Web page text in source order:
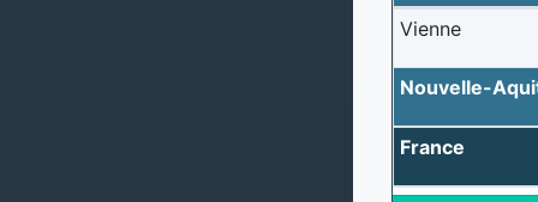
Vienne
Nouvelle-
France